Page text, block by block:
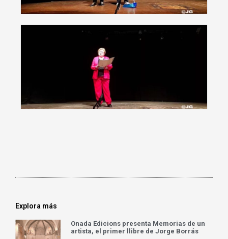
Explora más
Onada Edicions presenta Memorias de un
artista, el primer llibre de Jorge Borrás